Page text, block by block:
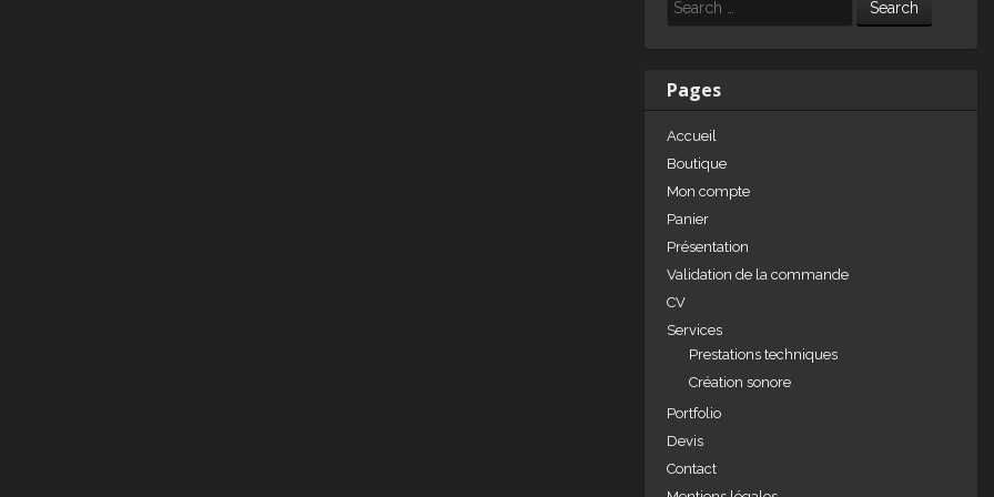
e
n
o
g
Pages
Accueil
Boutique
Mon compte
Panier
Présentation
Validation de la commande
CV
Services
Prestations techniques
Création sonore
Portfolio
Devis
Contact